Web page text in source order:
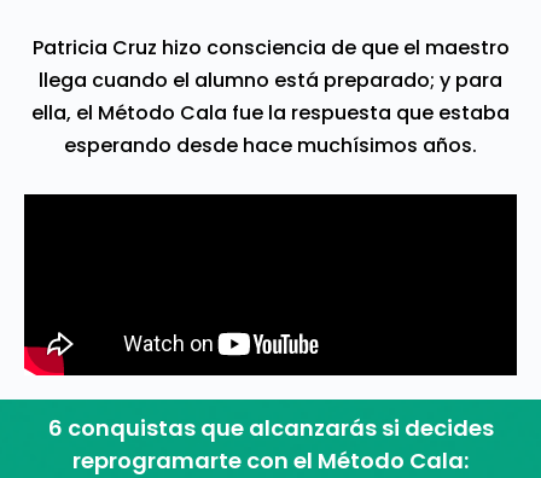
Patricia Cruz hizo consciencia de que el maestro
llega cuando el alumno está preparado; y para
ella, el Método Cala fue la respuesta que estaba
esperando desde hace muchísimos años.
6 conquistas que alcanzarás si decides
reprogramarte con el Método Cala: